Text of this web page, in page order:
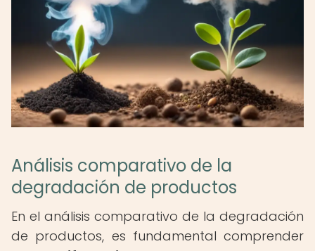
Análisis comparativo de la
degradación de productos
En el análisis comparativo de la degradación
de productos, es fundamental comprender